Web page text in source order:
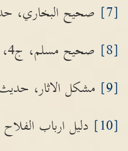
[7]
صحيح البخاري، حديث
[8]
صحيح مسلم، ج4، باب انشقاق القمر.
[9]
مشكل الاثار، حديث
[10]
دليل ارباب الفلاح